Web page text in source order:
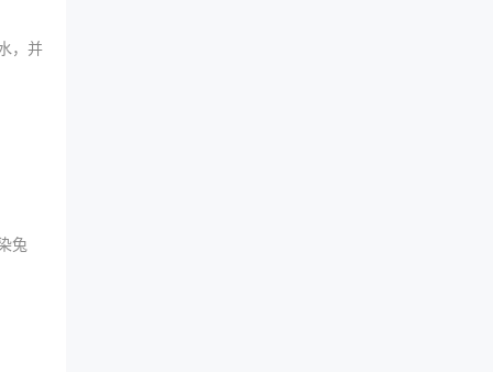
，并
兔